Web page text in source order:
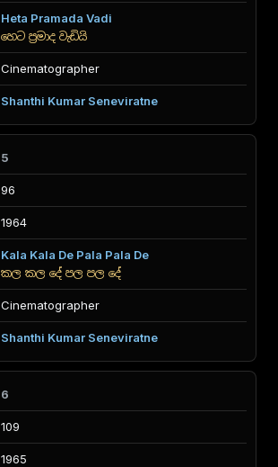
Heta Pramada Vadi
හෙට ප්‍රමාද වැඩියි
Cinematographer
Shanthi Kumar Seneviratne
5
96
1964
Kala Kala De Pala Pala De
කල කල දේ පල පල දේ
Cinematographer
Shanthi Kumar Seneviratne
6
109
1965